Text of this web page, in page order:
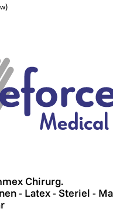
)
Chirurg.
Chirurg.
- Latex - Steriel -